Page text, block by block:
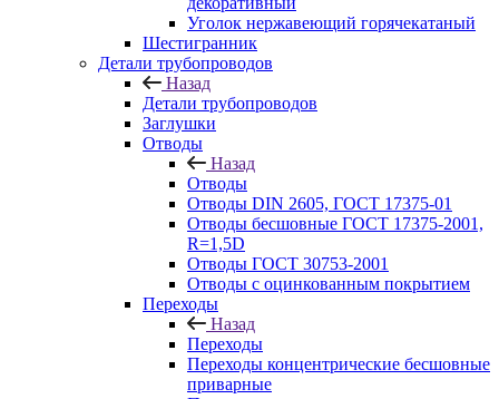
Уголок нержавеющий горячекатаный
Шестигранник
Детали трубопроводов
Назад
Детали трубопроводов
Заглушки
Отводы
Назад
Отводы
Отводы DIN 2605, ГОСТ 17375-01
Отводы бесшовные ГОСТ 17375-2001,
R=1,5D
Отводы ГОСТ 30753-2001
Отводы с оцинкованным покрытием
Переходы
Назад
Переходы
Переходы концентрические бесшовные
приварные